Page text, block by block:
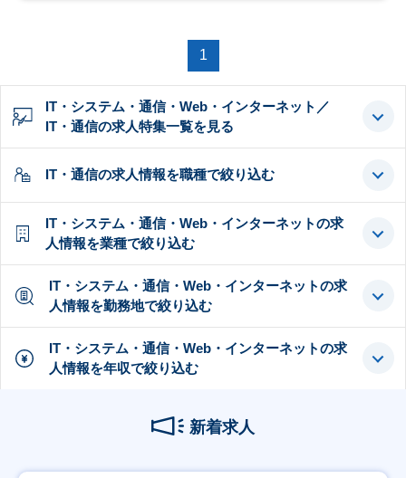
1
IT・システム・通信・Web・インターネット／
IT・通信の求人特集一覧を見る
IT・通信の求人情報を職種で絞り込む
IT・システム・通信・Web・インターネットの求
人情報を業種で絞り込む
IT・システム・通信・Web・インターネットの求
人情報を勤務地で絞り込む
IT・システム・通信・Web・インターネットの求
人情報を年収で絞り込む
新着求人